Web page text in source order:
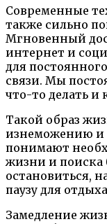
Современные
также сильно
Мгновенный
интернет и
для
связи. Мы
что-то делать и
Такой образ
изнеможению и
понимают
жизни и поиска
остановиться,
паузу для
Замедление